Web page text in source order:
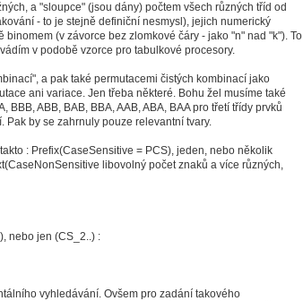
a "sloupce" (jsou dány) počtem všech různých tříd od
- to je stejně definiční nesmysl), jejich numerický
(v závorce bez zlomkové čáry - jako "n" nad "k"). To
v podobě vzorce pro tabulkové procesory.
a pak také permutacemi čistých kombinací jako
ani variace. Jen třeba některé. Bohu žel musíme také
ABB, BAB, BBA, AAB, ABA, BAA pro třetí třídy prvků
Pak by se zahrnuly pouze relevantní tvary.
: Prefix(CaseSensitive = PCS), jeden, nebo několik
libovolný počet znaků a více různých,
nebo jen (CS_2..) :
vyhledávání. Ovšem pro zadání takového